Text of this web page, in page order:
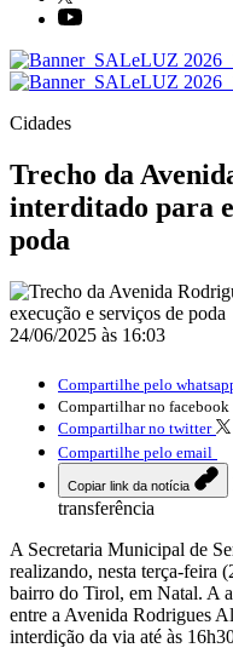
Cidades
Trecho da
interditado para
poda
24/06/2025 às 16:03
Compartilhe pelo
Compartilhar no facebook
Compartilhar no twitter
Compartilhe pelo email
Copiar link da notícia
transferência
A Secretaria Municipal de
realizando, nesta terça-feira
bairro do Tirol, em Natal. A
entre a Avenida Rodrigues
interdição da via até às